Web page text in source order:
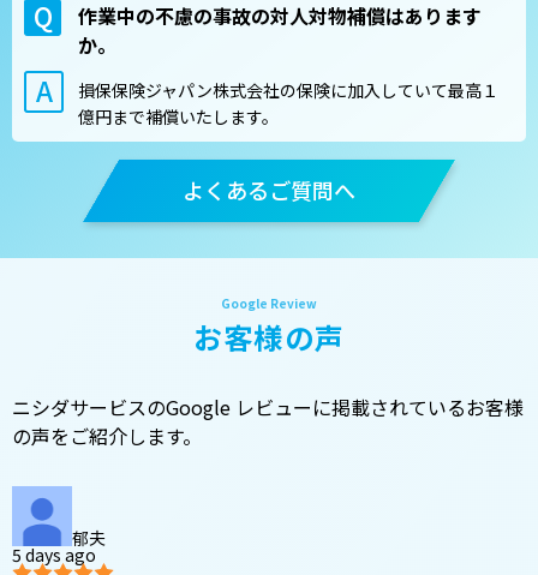
作業中の不慮の事故の対人対物補償はあります
か。
損保保険ジャパン株式会社の保険に加入していて最高１
億円まで補償いたします。
よくあるご質問へ
お客様の声
ニシダサービスのGoogle レビューに掲載されているお客様
の声をご紹介します。
郁夫
5 days ago